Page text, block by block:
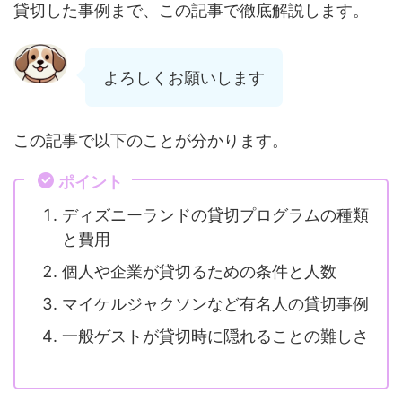
貸切した事例まで、この記事で徹底解説します。
よろしくお願いします
この記事で以下のことが分かります。
ポイント
ディズニーランドの貸切プログラムの種類
と費用
個人や企業が貸切るための条件と人数
マイケルジャクソンなど有名人の貸切事例
一般ゲストが貸切時に隠れることの難しさ